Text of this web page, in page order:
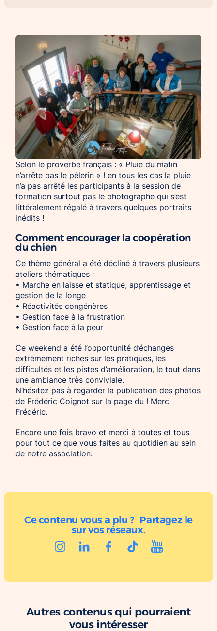
CHIENS À MISSION COLLECTIVE
Chien d’assistance d’accompagnement
social
Chien d’assistance à la réussite scolaire
Chien d’assistance judiciaire
Je m’engage / j’engage mes collaborateurs
Je lance une collecte
J’engage mes clients
Selon le proverbe français : « Pluie du matin
n’arrête pas le pèlerin » ! en tous les cas la pluie
n’a pas arrêté les participants à la session de
formation surtout pas le photographe qui s’est
littéralement régalé à travers quelques portraits
inédits !
Comment encourager la coopération
du chien
Ce thème général a été décliné à travers plusieurs
ateliers thématiques :
• Marche en laisse et statique, apprentissage et
gestion de la longe
• Réactivités congénères
• Gestion face à la frustration
• Gestion face à la peur
Ce weekend a été l’opportunité d’échanges
extrêmement riches sur les pratiques, les
difficultés et les pistes d’amélioration, le tout dans
une ambiance très conviviale.
N’hésitez pas à regarder la publication des photos
de Frédéric Coignot sur la page du ! Merci
Frédéric.
Encore une fois bravo et merci à toutes et tous
pour tout ce que vous faites au quotidien au sein
de notre association.
Ce contenu vous a plu ? Partagez le
sur vos réseaux.
Autres contenus qui pourraient
vous intéresser